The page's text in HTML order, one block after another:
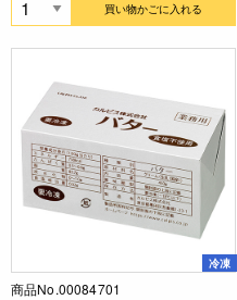
買い物かごに入れる
冷凍
商品No.00084701